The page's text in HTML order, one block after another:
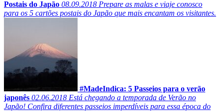
Postais do Japão 08.09.2018 Prepare as malas e viaje conosco
para os 5 cartões postais do Japão que mais encantam os visitantes.
#MadeIndica: 5 Passeios para o verão
japonês 02.06.2018 Está chegando a temporada de Verão no
Japão! Confira diferentes passeios imperdíveis para essa época do